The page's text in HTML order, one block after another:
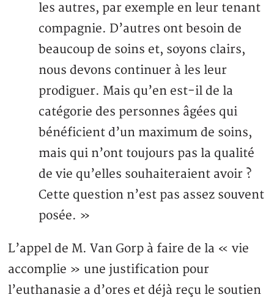
les autres, par exemple en leur tenant
compagnie. D’autres ont besoin de
beaucoup de soins et, soyons clairs,
nous devons continuer à les leur
prodiguer. Mais qu’en est-il de la
catégorie des personnes âgées qui
bénéficient d’un maximum de soins,
mais qui n’ont toujours pas la qualité
de vie qu’elles souhaiteraient avoir ?
Cette question n’est pas assez souvent
posée. »
L’appel de M. Van Gorp à faire de la « vie
accomplie » une justification pour
l’euthanasie a d’ores et déjà reçu le soutien